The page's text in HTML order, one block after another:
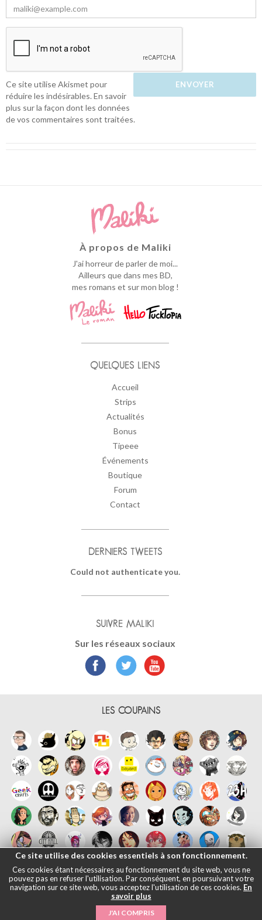
Ce site utilise Akismet pour
réduire les indésirables.En savoir
plus sur la façon dont les données
de vos commentaires sont traitées.
À propos de Maliki
J'ai horreur de parler de moi...
Ailleurs que dans mes BD,
mes romans et sur mon blog !
QUELQUES LIENS
Accueil
Strips
Actualités
Bonus
Tipeee
Événements
Boutique
Forum
Contact
DERNIERS TWEETS
Could not authenticate you.
SUIVRE MALIKI
Sur les réseaux sociaux
LES COUPAINS
日本語|Mentions légales
2026
Ce site utilise des cookies essentiels à son fonctionnement.
Ces cookies étant nécessaires au fonctionnement du site web, vous ne
pouvez pas en refuser l'utilisation. Par conséquent, en poursuivant votre
navigation sur ce site web, vous acceptez l'utilisation de ces cookies. En
savoir plus
J'AI COMPRIS